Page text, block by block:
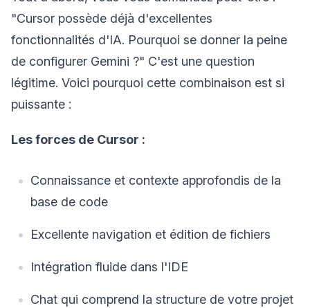
"Cursor possède déjà d'excellentes
fonctionnalités d'IA. Pourquoi se donner la peine
de configurer Gemini ?" C'est une question
légitime. Voici pourquoi cette combinaison est si
puissante :
Les forces de Cursor :
Connaissance et contexte approfondis de la
base de code
Excellente navigation et édition de fichiers
Intégration fluide dans l'IDE
Chat qui comprend la structure de votre projet